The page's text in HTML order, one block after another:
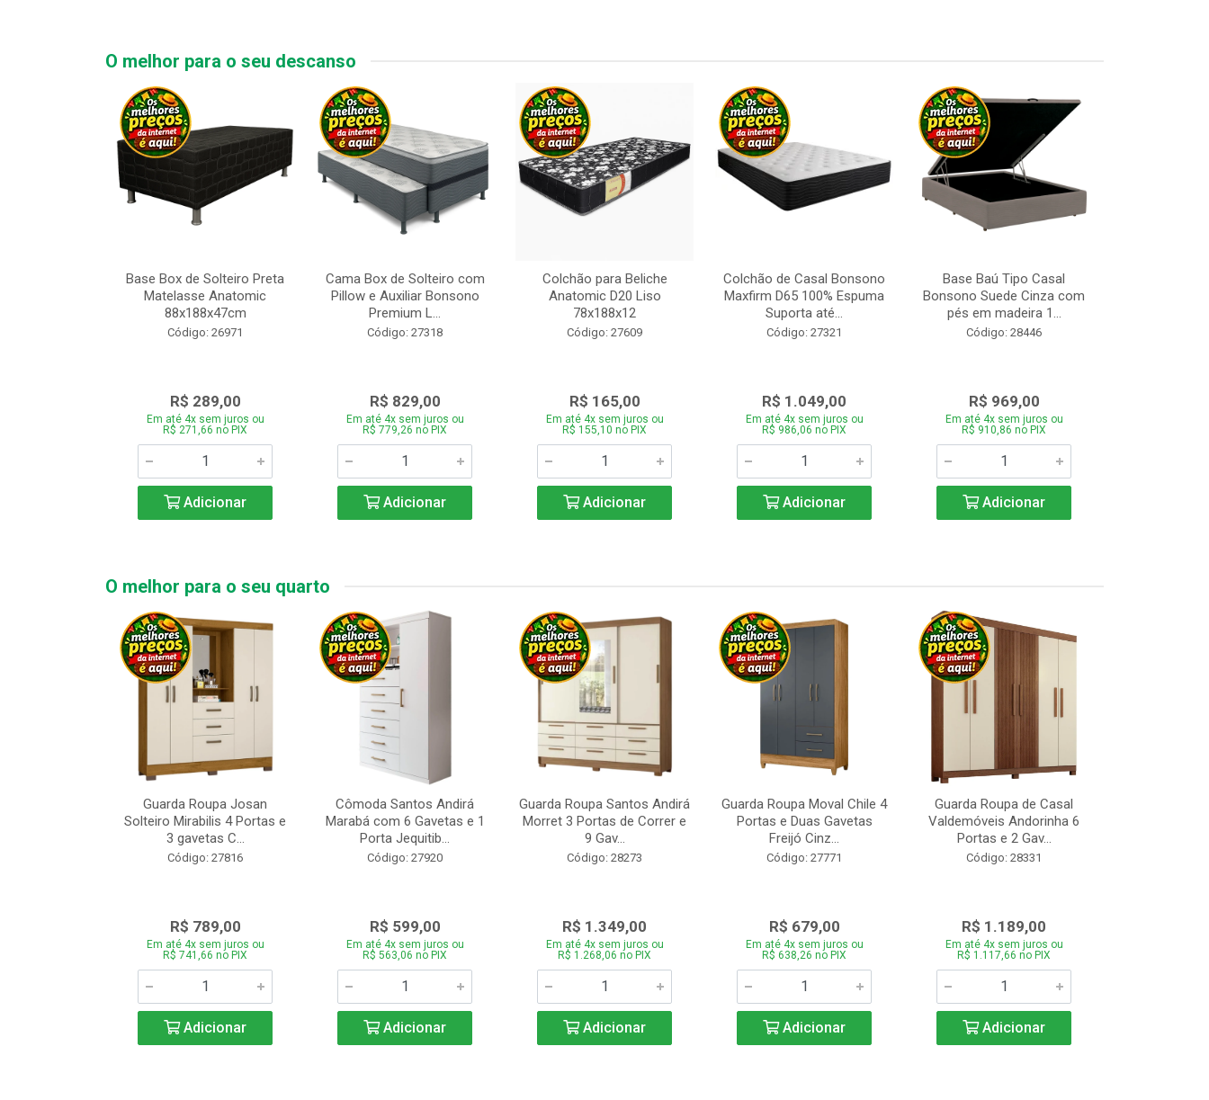
O melhor para o seu descanso
Base Box de Solteiro Preta
Matelasse Anatomic
88x188x47cm
Código: 26971
R$ 289,00
Em até 4x sem juros ou
R$ 271,66 no PIX
Adicionar
Cama Box de Solteiro com
Pillow e Auxiliar Bonsono
Premium L...
Código: 27318
R$ 829,00
Em até 4x sem juros ou
R$ 779,26 no PIX
Adicionar
Colchão para Beliche
Anatomic D20 Liso
78x188x12
Código: 27609
R$ 165,00
Em até 4x sem juros ou
R$ 155,10 no PIX
Adicionar
Colchão de Casal Bonsono
Maxfirm D65 100% Espuma
Suporta até...
Código: 27321
R$ 1.049,00
Em até 4x sem juros ou
R$ 986,06 no PIX
Adicionar
Base Baú Tipo Casal
Bonsono Suede Cinza com
pés em madeira 1...
Código: 28446
R$ 969,00
Em até 4x sem juros ou
R$ 910,86 no PIX
Adicionar
O melhor para o seu quarto
Guarda Roupa Josan
Solteiro Mirabilis 4 Portas e
3 gavetas C...
Código: 27816
R$ 789,00
Em até 4x sem juros ou
R$ 741,66 no PIX
Adicionar
Cômoda Santos Andirá
Marabá com 6 Gavetas e 1
Porta Jequitib...
Código: 27920
R$ 599,00
Em até 4x sem juros ou
R$ 563,06 no PIX
Adicionar
Guarda Roupa Santos Andirá
Morret 3 Portas de Correr e
9 Gav...
Código: 28273
R$ 1.349,00
Em até 4x sem juros ou
R$ 1.268,06 no PIX
Adicionar
Guarda Roupa Moval Chile 4
Portas e Duas Gavetas
Freijó Cinz...
Código: 27771
R$ 679,00
Em até 4x sem juros ou
R$ 638,26 no PIX
Adicionar
Guarda Roupa de Casal
Valdemóveis Andorinha 6
Portas e 2 Gav...
Código: 28331
R$ 1.189,00
Em até 4x sem juros ou
R$ 1.117,66 no PIX
Adicionar